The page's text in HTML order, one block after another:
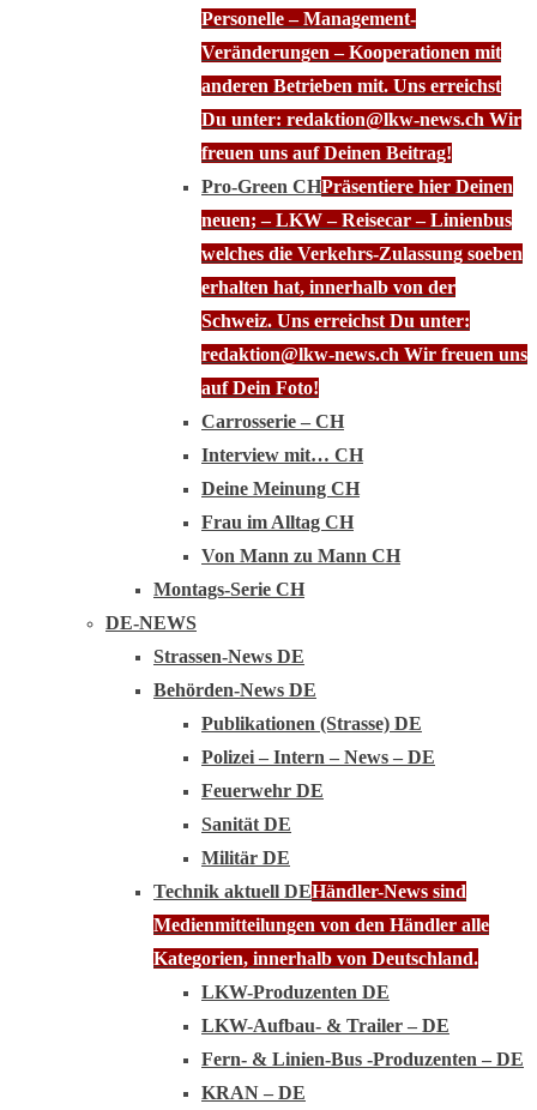
Personelle – Management-
Veränderungen – Kooperationen mit
anderen Betrieben mit. Uns erreichst
Du unter: redaktion@lkw-news.ch Wir
freuen uns auf Deinen Beitrag!
Pro-Green CHPräsentiere hier Deinen
neuen; – LKW – Reisecar – Linienbus
welches die Verkehrs-Zulassung soeben
erhalten hat, innerhalb von der
Schweiz. Uns erreichst Du unter:
redaktion@lkw-news.ch Wir freuen uns
auf Dein Foto!
Carrosserie – CH
Interview mit… CH
Deine Meinung CH
Frau im Alltag CH
Von Mann zu Mann CH
Montags-Serie CH
DE-NEWS
Strassen-News DE
Behörden-News DE
Publikationen (Strasse) DE
Polizei – Intern – News – DE
Feuerwehr DE
Sanität DE
Militär DE
Technik aktuell DEHändler-News sind
Medienmitteilungen von den Händler alle
Kategorien, innerhalb von Deutschland.
LKW-Produzenten DE
LKW-Aufbau- & Trailer – DE
Fern- & Linien-Bus -Produzenten – DE
KRAN – DE